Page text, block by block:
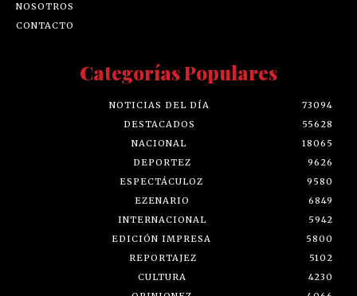
NOSOTROS
CONTACTO
Categorías Populares
NOTICIAS DEL DÍA
73094
DESTACADOS
55628
NACIONAL
18065
DEPORTEZ
9626
ESPECTÁCULOZ
9580
EZENARIO
6849
INTERNACIONAL
5942
EDICIÓN IMPRESA
5800
REPORTAJEZ
5102
CULTURA
4230